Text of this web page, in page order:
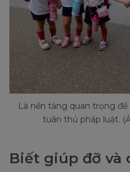
Là nền tảng quan trọng
tuân thủ pháp luật.
Biết giúp đỡ và